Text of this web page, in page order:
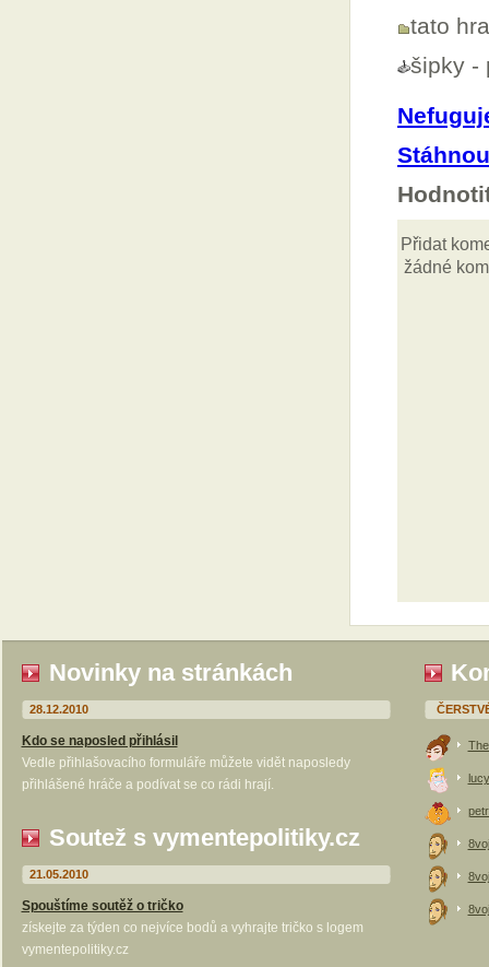
tato
šipky -
Novinky na stránkách
28.12.2010
Kdo se naposled přihlásil
Vedle přihlašovacího formuláře můžete vidět naposledy
přihlášené hráče a podívat se co rádi hrají.
Soutež s vymentepolitiky.cz
21.05.2010
Spouštíme soutěž o tričko
získejte za týden co nejvíce bodů a vyhrajte tričko s logem
vymentepolitiky.cz